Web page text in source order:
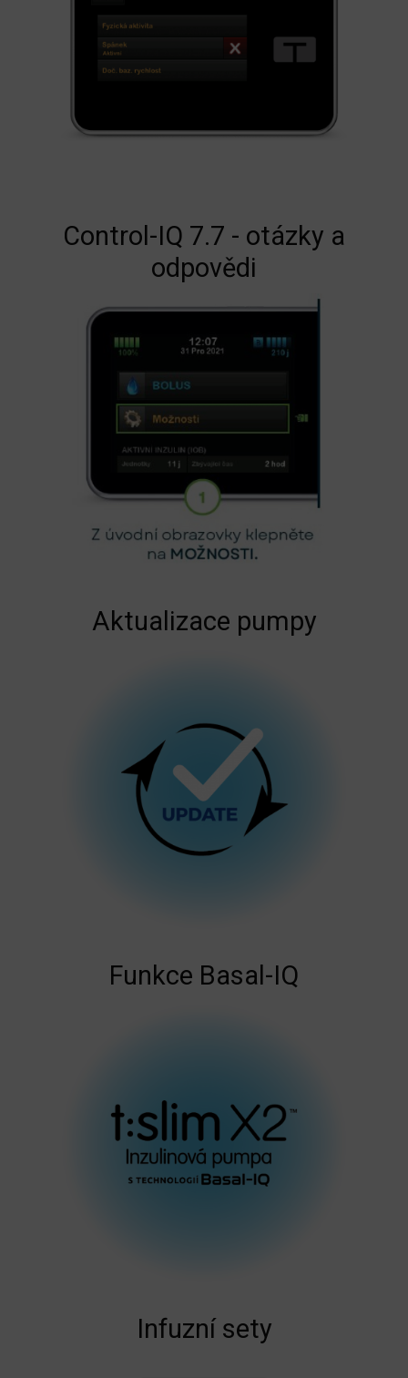
Control-IQ 7.7 - otázky a
odpovědi
Aktualizace pumpy
Funkce Basal-IQ
Infuzní sety